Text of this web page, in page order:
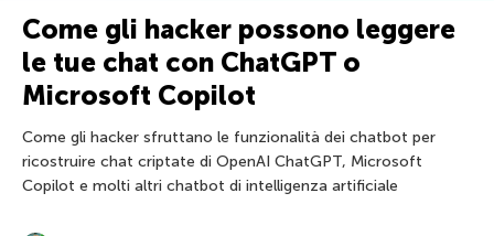
Come gli hacker possono leggere
le tue chat con ChatGPT o
Microsoft Copilot
Come gli hacker sfruttano le funzionalità dei chatbot per
ricostruire chat criptate di OpenAI ChatGPT, Microsoft
Copilot e molti altri chatbot di intelligenza artificiale